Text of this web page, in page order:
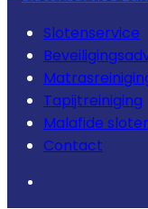
Slotenservice
Tapijtreiniging
Malafide
Contact